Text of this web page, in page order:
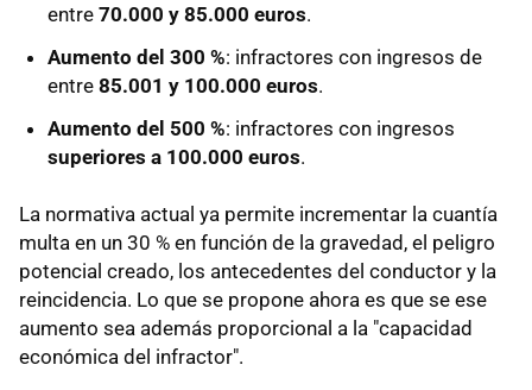
entre 70.000 y 85.000 euros.
Aumento del 300 %: infractores con ingresos de
entre 85.001 y 100.000 euros.
Aumento del 500 %: infractores con ingresos
superiores a 100.000 euros.
La normativa actual ya permite incrementar la cuantía
multa en un 30 % en función de la gravedad, el peligro
potencial creado, los antecedentes del conductor y la
reincidencia. Lo que se propone ahora es que se ese
aumento sea además proporcional a la "capacidad
económica del infractor".